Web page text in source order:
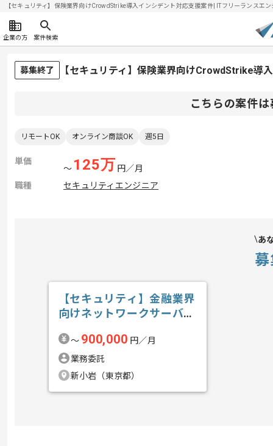
【セキュリティ】保険業界向けCrowdStrike導入インシデント対応支援案件| ITフリーランス
企業の方 案件検索
募集終了 【セキュリティ】保険業界向けCrowdStrike導
こちらの案件
リモートOK オンライン商談OK 週5日
単価
〜 125万 円／月
職種
セキュリティエンジニア
あ
【セキュリティ】金融業界
向けネットワークサーバセ
件〜 900,000 円／月
業務委託
新小岩（東京都）